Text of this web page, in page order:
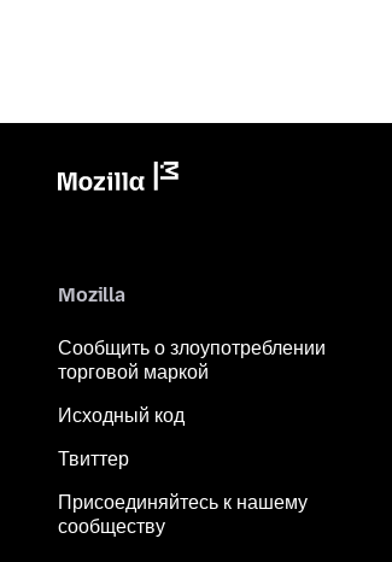
Mozilla
Сообщить о злоупотреблении
торговой маркой
Исходный код
Твиттер
Присоединяйтесь к нашему
сообществу